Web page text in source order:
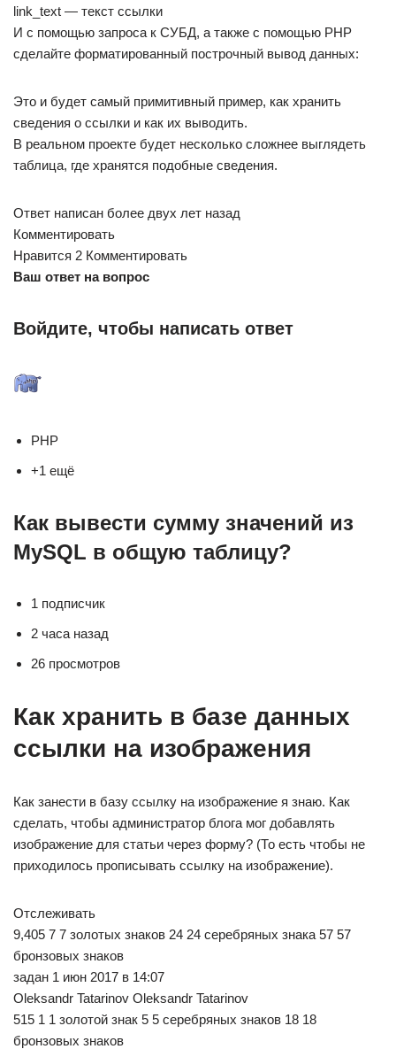
link_text — текст ссылки
И с помощью запроса к СУБД, а также с помощью PHP
сделайте форматированный построчный вывод данных:
Это и будет самый примитивный пример, как хранить
сведения о ссылки и как их выводить.
В реальном проекте будет несколько сложнее выглядеть
таблица, где хранятся подобные сведения.
Ответ написан более двух лет назад
Комментировать
Нравится 2 Комментировать
Ваш ответ на вопрос
Войдите, чтобы написать ответ
PHP
+1 ещё
Как вывести сумму значений из
MySQL в общую таблицу?
1 подписчик
2 часа назад
26 просмотров
Как хранить в базе данных
ссылки на изображения
Как занести в базу ссылку на изображение я знаю. Как
сделать, чтобы администратор блога мог добавлять
изображение для статьи через форму? (То есть чтобы не
приходилось прописывать ссылку на изображение).
Отслеживать
9,405 7 7 золотых знаков 24 24 серебряных знака 57 57
бронзовых знаков
задан 1 июн 2017 в 14:07
Oleksandr Tatarinov Oleksandr Tatarinov
515 1 1 золотой знак 5 5 серебряных знаков 18 18
бронзовых знаков